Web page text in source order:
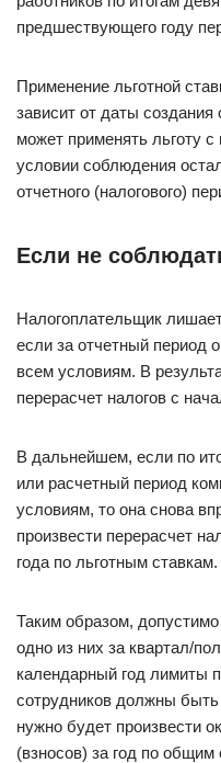
предшествующего году
Применение льготной
зависит от даты создания
может применять льготу
условии соблюдения
отчетного (налогового)
Если не
Налогоплательщик
если за отчетный период
всем условиям. В
перерасчет налогов с
В дальнейшем, если по
или расчетный период
условиям, то она снова
произвести перерасчет
года по льготным ставкам.
Таким образом,
одно из них за квартал/
календарный год лимиты
сотрудников должны
нужно будет произвести
(взносов) за год по общим